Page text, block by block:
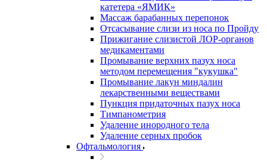
катетера «ЯМИК»
Массаж барабанных перепонок
Отсасывание слизи из носа по Пройду
Прижигание слизистой ЛОР-органов
медикаментами
Промывание верхних пазух носа
методом перемещения "кукушка"
Промывание лакун миндалин
лекарственными веществами
Пункция придаточных пазух носа
Тимпанометрия
Удаление инородного тела
Удаление серных пробок
Офтальмология